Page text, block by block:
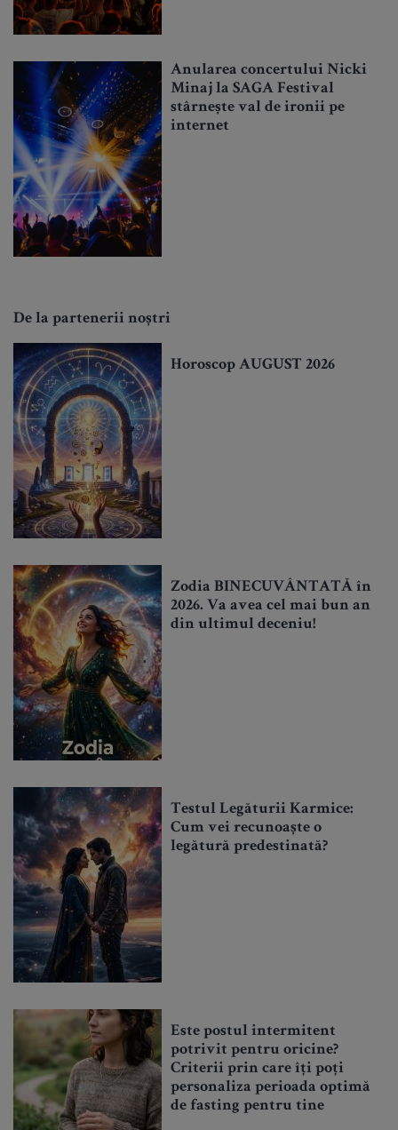
Anularea concertului Nicki
Minaj la SAGA Festival
stârnește val de ironii pe
internet
De la partenerii noștri
Horoscop AUGUST 2026
Zodia BINECUVÂNTATĂ în
2026. Va avea cel mai bun an
din ultimul deceniu!
Testul Legăturii Karmice:
Cum vei recunoaște o
legătură predestinată?
Este postul intermitent
potrivit pentru oricine?
Criterii prin care îți poți
personaliza perioada optimă
de fasting pentru tine